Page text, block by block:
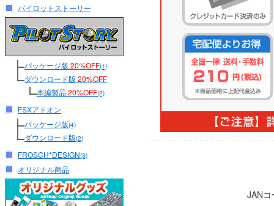
パイロットストーリー
パッケージ版 20%OFF(1)
ダウンロード版 20%OFF
本編製品20%OFF(2)
FSXアドオン
パッケージ版(4)
ダウンロード版(2)
FROSCH*DESIGN(3)
オリジナル商品
JAN